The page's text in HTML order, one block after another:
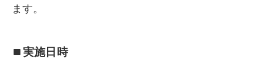
ます。
実施日時